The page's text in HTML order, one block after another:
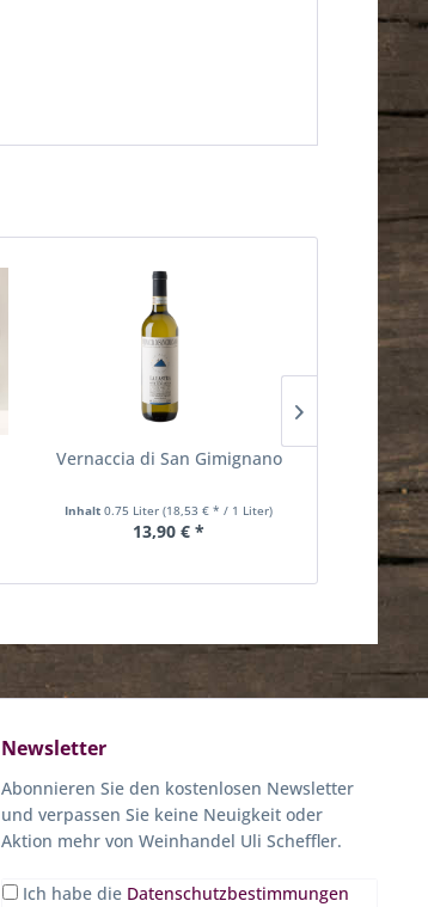
Vernaccia di San Gimignano
Inhalt0.75 Liter(18,53 € * / 1 Liter)
13,90 € *
0.75
Newsletter
Abonnieren Sie den kostenlosen Newsletter
und verpassen Sie keine Neuigkeit oder
Aktion mehr von Weinhandel Uli Scheffler.
Ich habe die Datenschutzbestimmungen